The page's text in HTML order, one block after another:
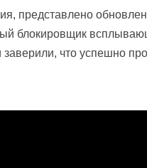
представлено
блокировщик
что успешно